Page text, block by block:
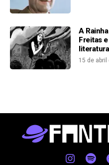
A
Freitas
15 de abril